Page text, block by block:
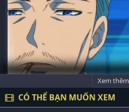
Xem thêm
CÓ THỂ BẠN MUỐN XEM